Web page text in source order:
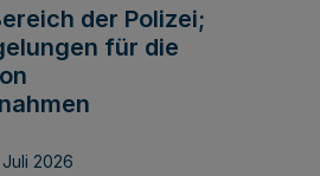
der Polizei;
für die
2026